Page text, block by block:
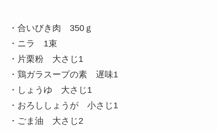
・合いびき肉 350ｇ
・ニラ 1束
・片栗粉 大さじ1
・鶏ガラスープの素 遅味1
・しょうゆ 大さじ1
・おろししょうが 小さじ1
・ごま油 大さじ2